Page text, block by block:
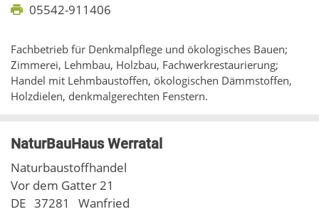
05542-911406
Fachbetrieb für Denkmalpflege und ökologisches Bauen;
Zimmerei, Lehmbau, Holzbau, Fachwerkrestaurierung;
Handel mit Lehmbaustoffen, ökologischen Dämmstoffen,
Holzdielen, denkmalgerechten Fenstern.
NaturBauHaus Werratal
Naturbaustoffhandel
Vor dem Gatter 21
DE 37281 Wanfried